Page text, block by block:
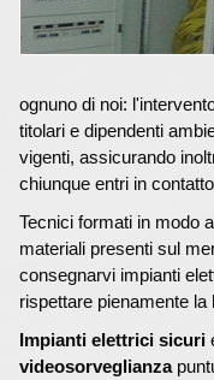
ognuno di noi:
titolari e dipendenti
vigenti, assicurando
chiunque entri in
Tecnici formati in modo
materiali presenti sul
consegnarvi impianti
rispettare pienamente la
Impianti elettrici sicuri
videosorveglianza